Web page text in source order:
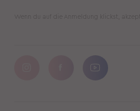
Wenn du auf die Anmeldung klickst,